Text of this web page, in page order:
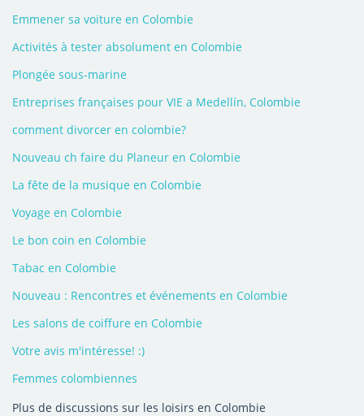
Emmener sa voiture en Colombie
Activités à tester absolument en Colombie
Plongée sous-marine
Entreprises françaises pour VIE a Medellín, Colombie
comment divorcer en colombie?
Nouveau ch faire du Planeur en Colombie
La fête de la musique en Colombie
Voyage en Colombie
Le bon coin en Colombie
Tabac en Colombie
Nouveau : Rencontres et événements en Colombie
Les salons de coiffure en Colombie
Votre avis m'intéresse! :)
Femmes colombiennes
Plus de discussions sur les loisirs en Colombie